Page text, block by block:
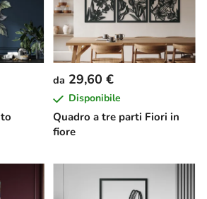
Quadro a tre parti Fiori in
fiore
da 29,60 €
Disponibile